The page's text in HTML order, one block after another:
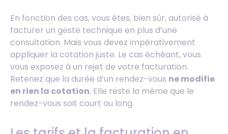
En fonction des cas, vous êtes, bien sûr, autorisé à
facturer un geste technique en plus d’une
consultation. Mais vous devez impérativement
appliquer la cotation juste. Le cas échéant, vous
vous exposez à un rejet de votre facturation.
Retenez que la durée d’un rendez-vous ne modifie
en rien la cotation. Elle reste la même que le
rendez-vous soit court ou long.